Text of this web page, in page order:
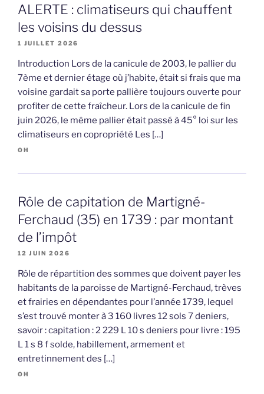
ALERTE : climatiseurs qui chauffent
les voisins du dessus
1 JUILLET 2026
Introduction Lors de la canicule de 2003, le pallier du
7ème et dernier étage où j’habite, était si frais que ma
voisine gardait sa porte pallière toujours ouverte pour
profiter de cette fraîcheur. Lors de la canicule de fin
juin 2026, le même pallier était passé à 45° loi sur les
climatiseurs en copropriété Les […]
OH
Rôle de capitation de Martigné-
Ferchaud (35) en 1739 : par montant
de l’impôt
12 JUIN 2026
Rôle de répartition des sommes que doivent payer les
habitants de la paroisse de Martigné-Ferchaud, trèves
et frairies en dépendantes pour l’année 1739, lequel
s’est trouvé monter à 3 160 livres 12 sols 7 deniers,
savoir : capitation : 2 229 L 10 s deniers pour livre : 195
L 1 s 8 f solde, habillement, armement et
entretinnement des […]
OH